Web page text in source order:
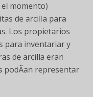
momento)
de arcilla para
Los propietarios
para inventariar y
de arcilla eran
podÃ­an representar